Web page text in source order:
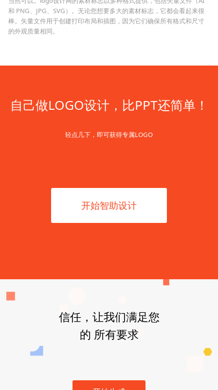
和 PNG、JPG、SVG）。无论您想要多大的素材标志，它都会看起来很
棒。矢量文件用于创建打印布局和插图，因为它们确保所有格式和尺寸
的外观质量相同。
自己做LOGO设计，比PPT还简单！
轻点几下，即可获得专属LOGO
开始智助设计
信任，让我们满足您
的 所有要求